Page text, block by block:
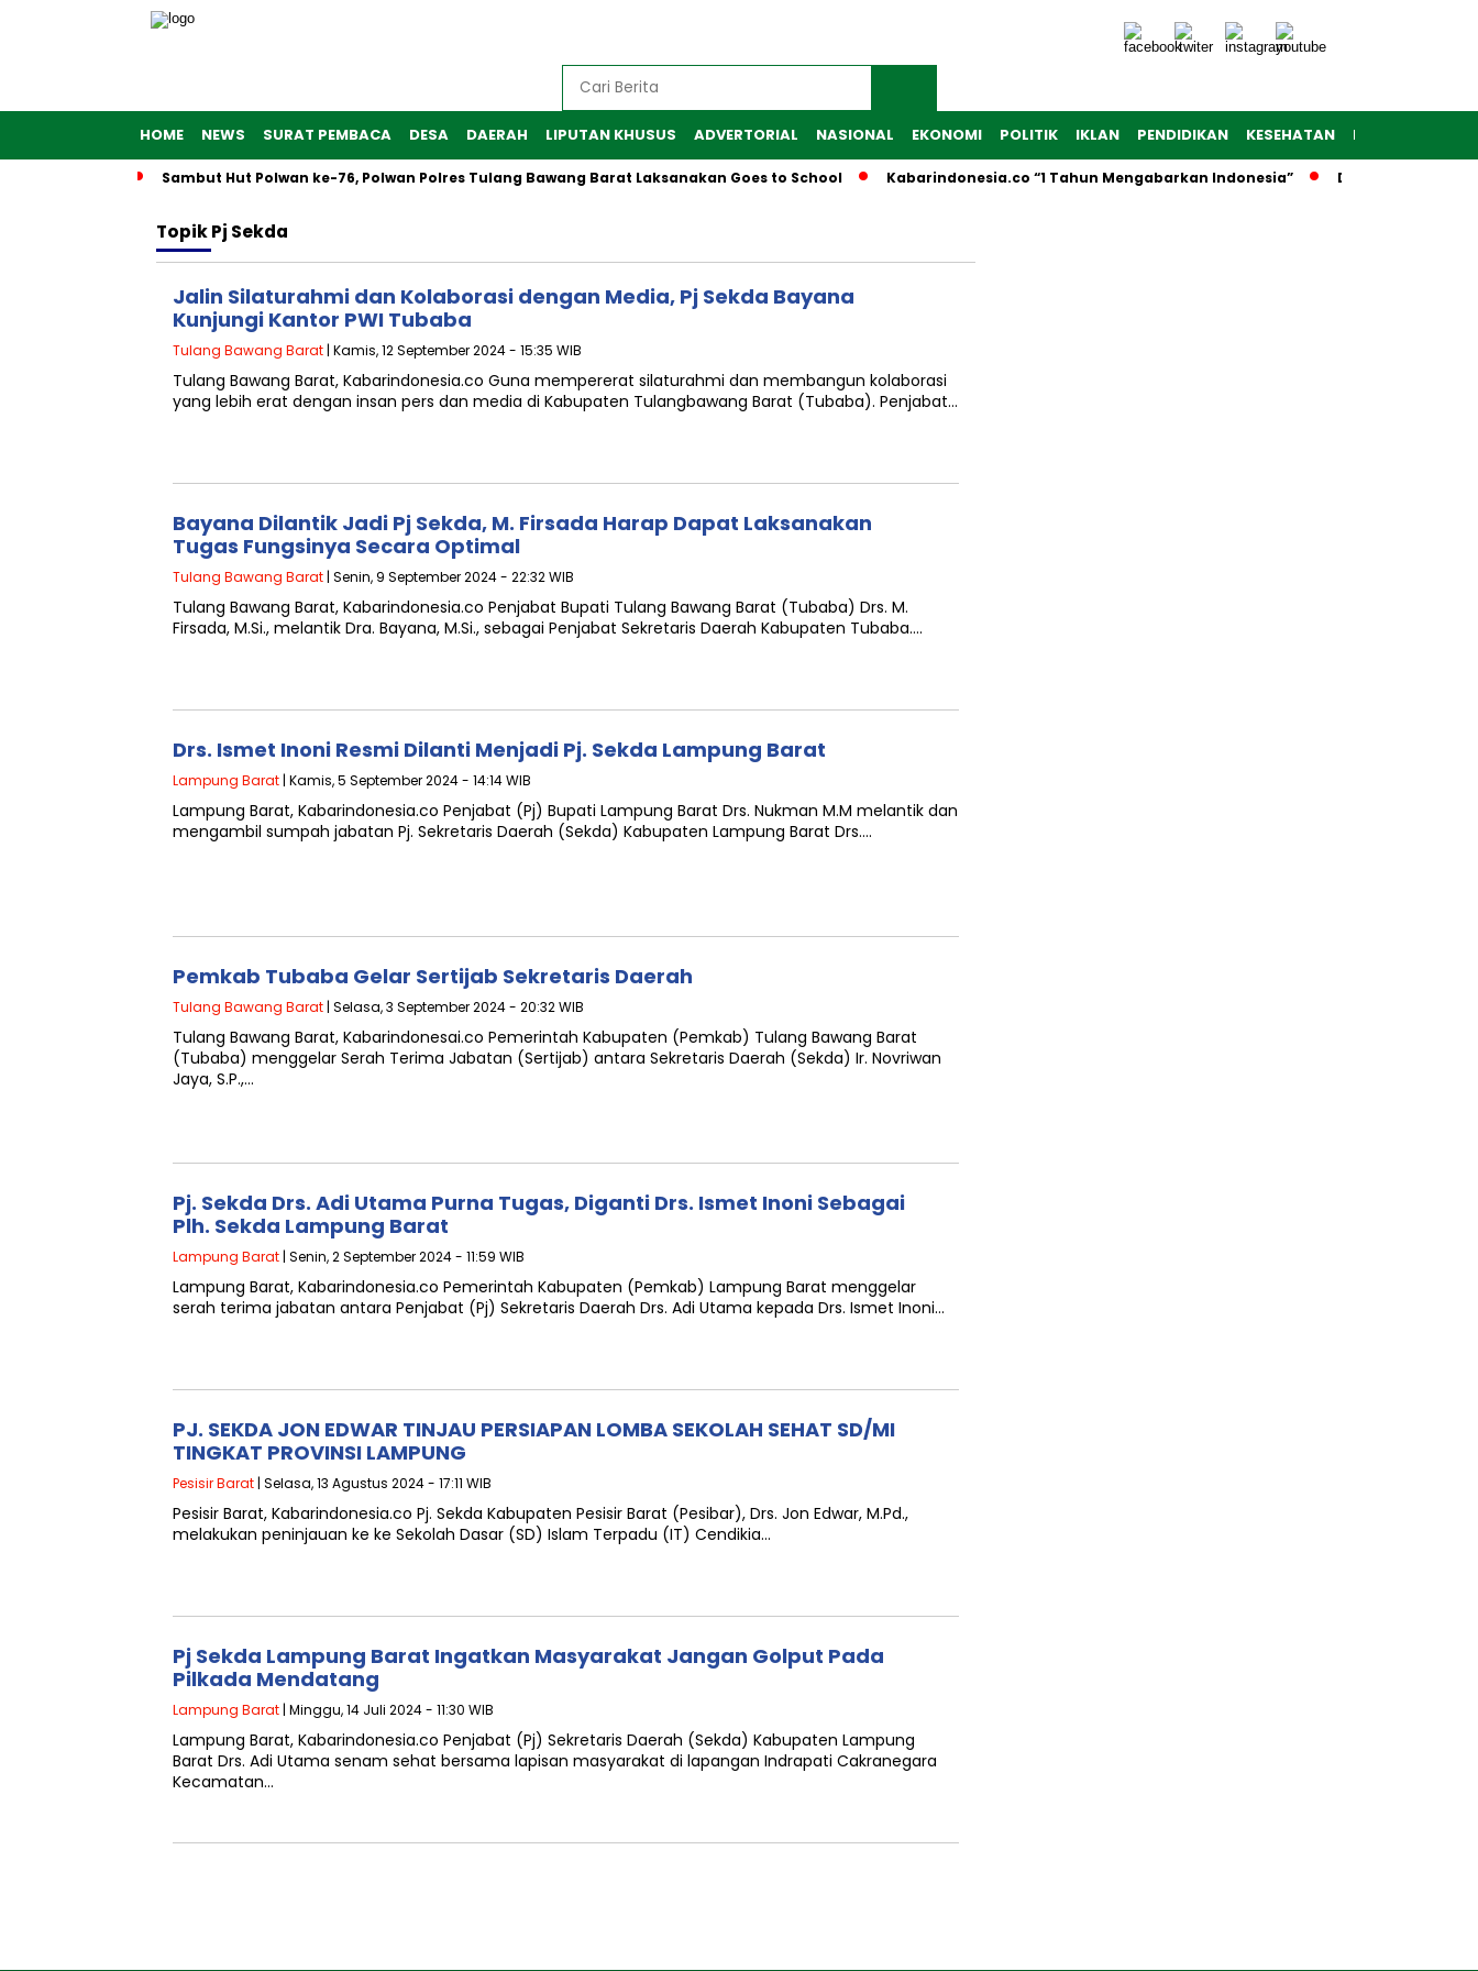
HOME NEWS SURAT PEMBACA DESA DAERAH LIPUTAN KHUSUS ADVERTORIAL NASIONAL EKONOMI POLITIK IKLAN PENDIDIKAN KESEHATAN RAGAM
Sambut Hut Polwan ke-76, Polwan Polres Tulang Bawang Barat Laksanakan Goes to School Kabarindonesia.co “1 Tahun Mengabarkan Indonesia” Dibuka Firsada
TopikPj Sekda
Jalin Silaturahmi dan Kolaborasi dengan Media, Pj Sekda Bayana
Kunjungi Kantor PWI Tubaba
Tulang Bawang Barat | Kamis, 12 September 2024 - 15:35 WIB
Tulang Bawang Barat, Kabarindonesia.co Guna mempererat silaturahmi dan membangun kolaborasi
yang lebih erat dengan insan pers dan media di Kabupaten Tulangbawang Barat (Tubaba). Penjabat…
Bayana Dilantik Jadi Pj Sekda, M. Firsada Harap Dapat Laksanakan
Tugas Fungsinya Secara Optimal
Tulang Bawang Barat | Senin, 9 September 2024 - 22:32 WIB
Tulang Bawang Barat, Kabarindonesia.co Penjabat Bupati Tulang Bawang Barat (Tubaba) Drs. M.
Firsada, M.Si., melantik Dra. Bayana, M.Si., sebagai Penjabat Sekretaris Daerah Kabupaten Tubaba….
Drs. Ismet Inoni Resmi Dilanti Menjadi Pj. Sekda Lampung Barat
Lampung Barat | Kamis, 5 September 2024 - 14:14 WIB
Lampung Barat, Kabarindonesia.co Penjabat (Pj) Bupati Lampung Barat Drs. Nukman M.M melantik dan
mengambil sumpah jabatan Pj. Sekretaris Daerah (Sekda) Kabupaten Lampung Barat Drs….
Pemkab Tubaba Gelar Sertijab Sekretaris Daerah
Tulang Bawang Barat | Selasa, 3 September 2024 - 20:32 WIB
Tulang Bawang Barat, Kabarindonesai.co Pemerintah Kabupaten (Pemkab) Tulang Bawang Barat
(Tubaba) menggelar Serah Terima Jabatan (Sertijab) antara Sekretaris Daerah (Sekda) Ir. Novriwan
Jaya, S.P.,…
Pj. Sekda Drs. Adi Utama Purna Tugas, Diganti Drs. Ismet Inoni Sebagai
Plh. Sekda Lampung Barat
Lampung Barat | Senin, 2 September 2024 - 11:59 WIB
Lampung Barat, Kabarindonesia.co Pemerintah Kabupaten (Pemkab) Lampung Barat menggelar
serah terima jabatan antara Penjabat (Pj) Sekretaris Daerah Drs. Adi Utama kepada Drs. Ismet Inoni…
PJ. SEKDA JON EDWAR TINJAU PERSIAPAN LOMBA SEKOLAH SEHAT SD/MI
TINGKAT PROVINSI LAMPUNG
Pesisir Barat | Selasa, 13 Agustus 2024 - 17:11 WIB
Pesisir Barat, Kabarindonesia.co Pj. Sekda Kabupaten Pesisir Barat (Pesibar), Drs. Jon Edwar, M.Pd.,
melakukan peninjauan ke ke Sekolah Dasar (SD) Islam Terpadu (IT) Cendikia…
Pj Sekda Lampung Barat Ingatkan Masyarakat Jangan Golput Pada
Pilkada Mendatang
Lampung Barat | Minggu, 14 Juli 2024 - 11:30 WIB
Lampung Barat, Kabarindonesia.co Penjabat (Pj) Sekretaris Daerah (Sekda) Kabupaten Lampung
Barat Drs. Adi Utama senam sehat bersama lapisan masyarakat di lapangan Indrapati Cakranegara
Kecamatan…